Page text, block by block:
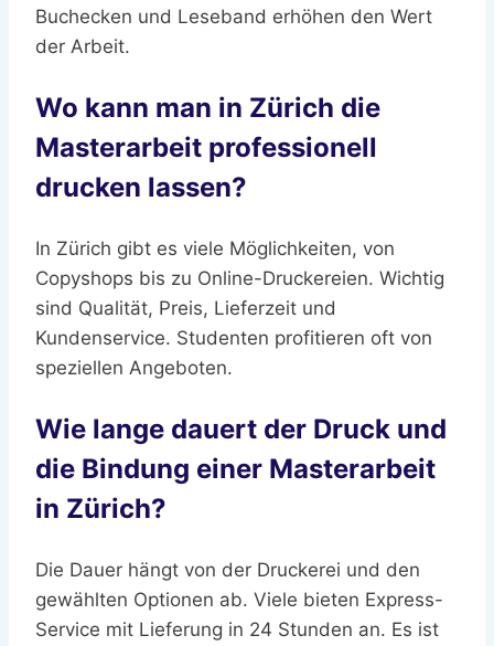
Buchecken und Leseband erhöhen den Wert
der Arbeit.
Wo kann man in Zürich die
Masterarbeit professionell
drucken lassen?
In Zürich gibt es viele Möglichkeiten, von
Copyshops bis zu Online-Druckereien. Wichtig
sind Qualität, Preis, Lieferzeit und
Kundenservice. Studenten profitieren oft von
speziellen Angeboten.
Wie lange dauert der Druck und
die Bindung einer Masterarbeit
in Zürich?
Die Dauer hängt von der Druckerei und den
gewählten Optionen ab. Viele bieten Express-
Service mit Lieferung in 24 Stunden an. Es ist